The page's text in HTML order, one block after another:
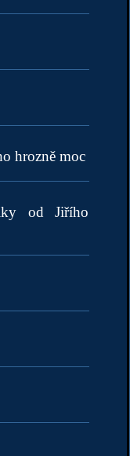
hrozně moc
od Jiřího